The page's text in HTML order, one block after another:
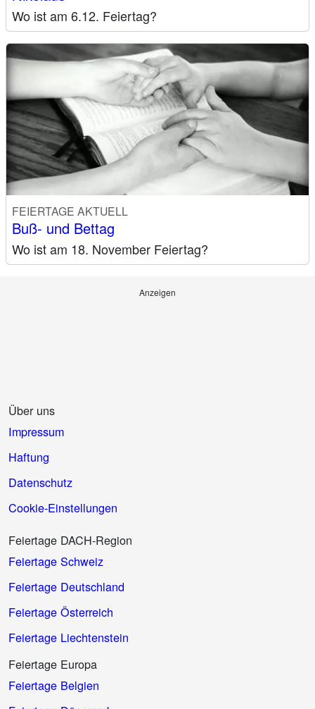
Wo ist am 6.12. Feiertag?
FEIERTAGE AKTUELL
Buß- und Bettag
Wo ist am 18. November Feiertag?
Anzeigen
Über uns
Impressum
Haftung
Datenschutz
Cookie-Einstellungen
Feiertage DACH-Region
Feiertage Schweiz
Feiertage Deutschland
Feiertage Österreich
Feiertage Liechtenstein
Feiertage Europa
Feiertage Belgien